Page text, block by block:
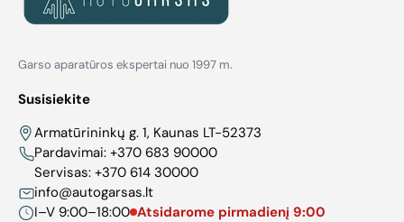
Garso aparatūros ekspertai nuo 1997 m.
Susisiekite
Armatūrininkų g. 1, Kaunas LT-52373
Pardavimai: +370 683 90000
Servisas: +370 614 30000
info@autogarsas.lt
I–V 9:00–18:00 Atsidarome pirmadienį 9:00